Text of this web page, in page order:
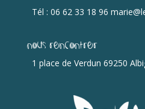
Tél : 06 62 33 18 96
Nous rencontrer
1 place de Verdun 69250